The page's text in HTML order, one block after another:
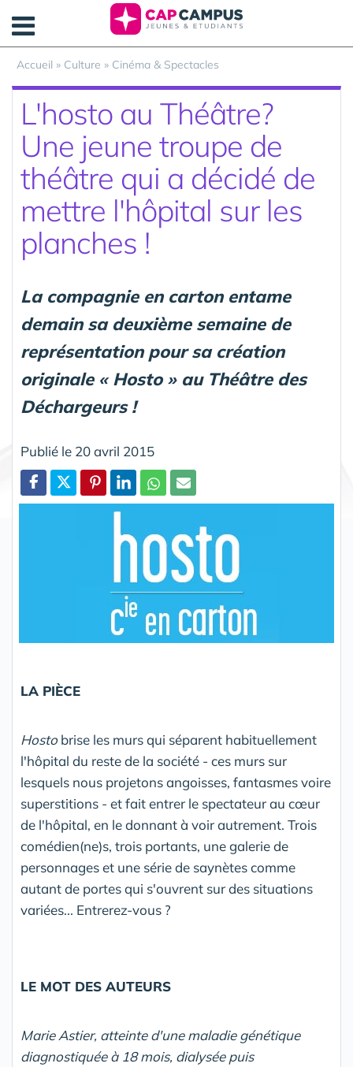
Accueil » Culture » Cinéma & Spectacles
L'hosto au Théâtre?
Une jeune troupe de
théâtre qui a décidé de
mettre l'hôpital sur les
planches !
La compagnie en carton entame
demain sa deuxième semaine de
représentation pour sa création
originale « Hosto » au Théâtre des
Déchargeurs !
Publié le 20 avril 2015
Partager
LA PIÈCE
Hostobrise les murs qui séparent habituellement
l'hôpital du reste de la société - ces murs sur
lesquels nous projetons angoisses, fantasmes voire
superstitions - et fait entrer le spectateur au cœur
de l'hôpital, en le donnant à voir autrement. Trois
comédien(ne)s, trois portants, une galerie de
personnages et une série de saynètes comme
autant de portes qui s'ouvrent sur des situations
variées... Entrerez-vous ?
LE MOT DES AUTEURS
Marie Astier, atteinte d'une maladie génétique
diagnostiquée à 18 mois, dialysée puis
Panneau de gestion des cookies